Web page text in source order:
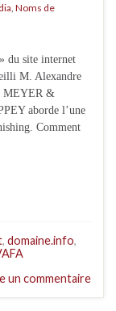
Noms de
du site internet
M. Alexandre
MEYER &
aborde l’une
Comment
, domaine.info,
un commentaire